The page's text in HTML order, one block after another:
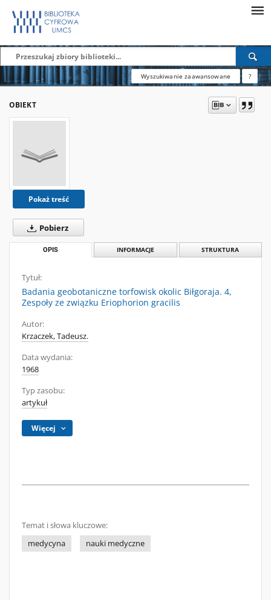
Wyszukiwanie zaawansowane ?
OBIEKT
Pokaż treść
Pobierz
OPIS INFORMACJE STRUKTURA
Tytuł:
Badania geobotaniczne torfowisk okolic Biłgoraja. 4,
Zespoły ze związku Eriophorion gracilis
Autor:
Krzaczek, Tadeusz.
Data wydania:
1968
Typ zasobu:
artykuł
Więcej
Temat i słowa kluczowe:
medycyna
nauki medyczne